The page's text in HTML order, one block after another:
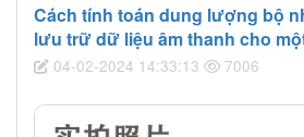
Cách tính toán dung lượng bộ
lưu trữ dữ liệu âm thanh cho
04-02-2024 14:33:13 7006